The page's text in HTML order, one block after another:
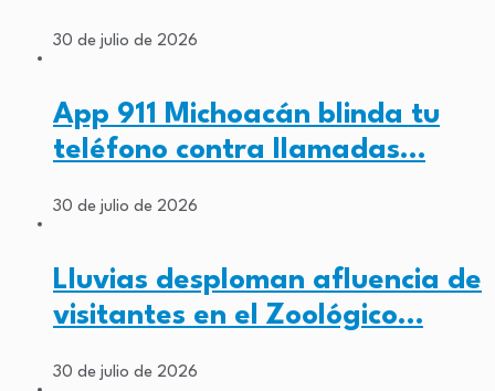
30 de julio de 2026
App 911 Michoacán blinda tu
teléfono contra llamadas…
30 de julio de 2026
Lluvias desploman afluencia de
visitantes en el Zoológico…
30 de julio de 2026